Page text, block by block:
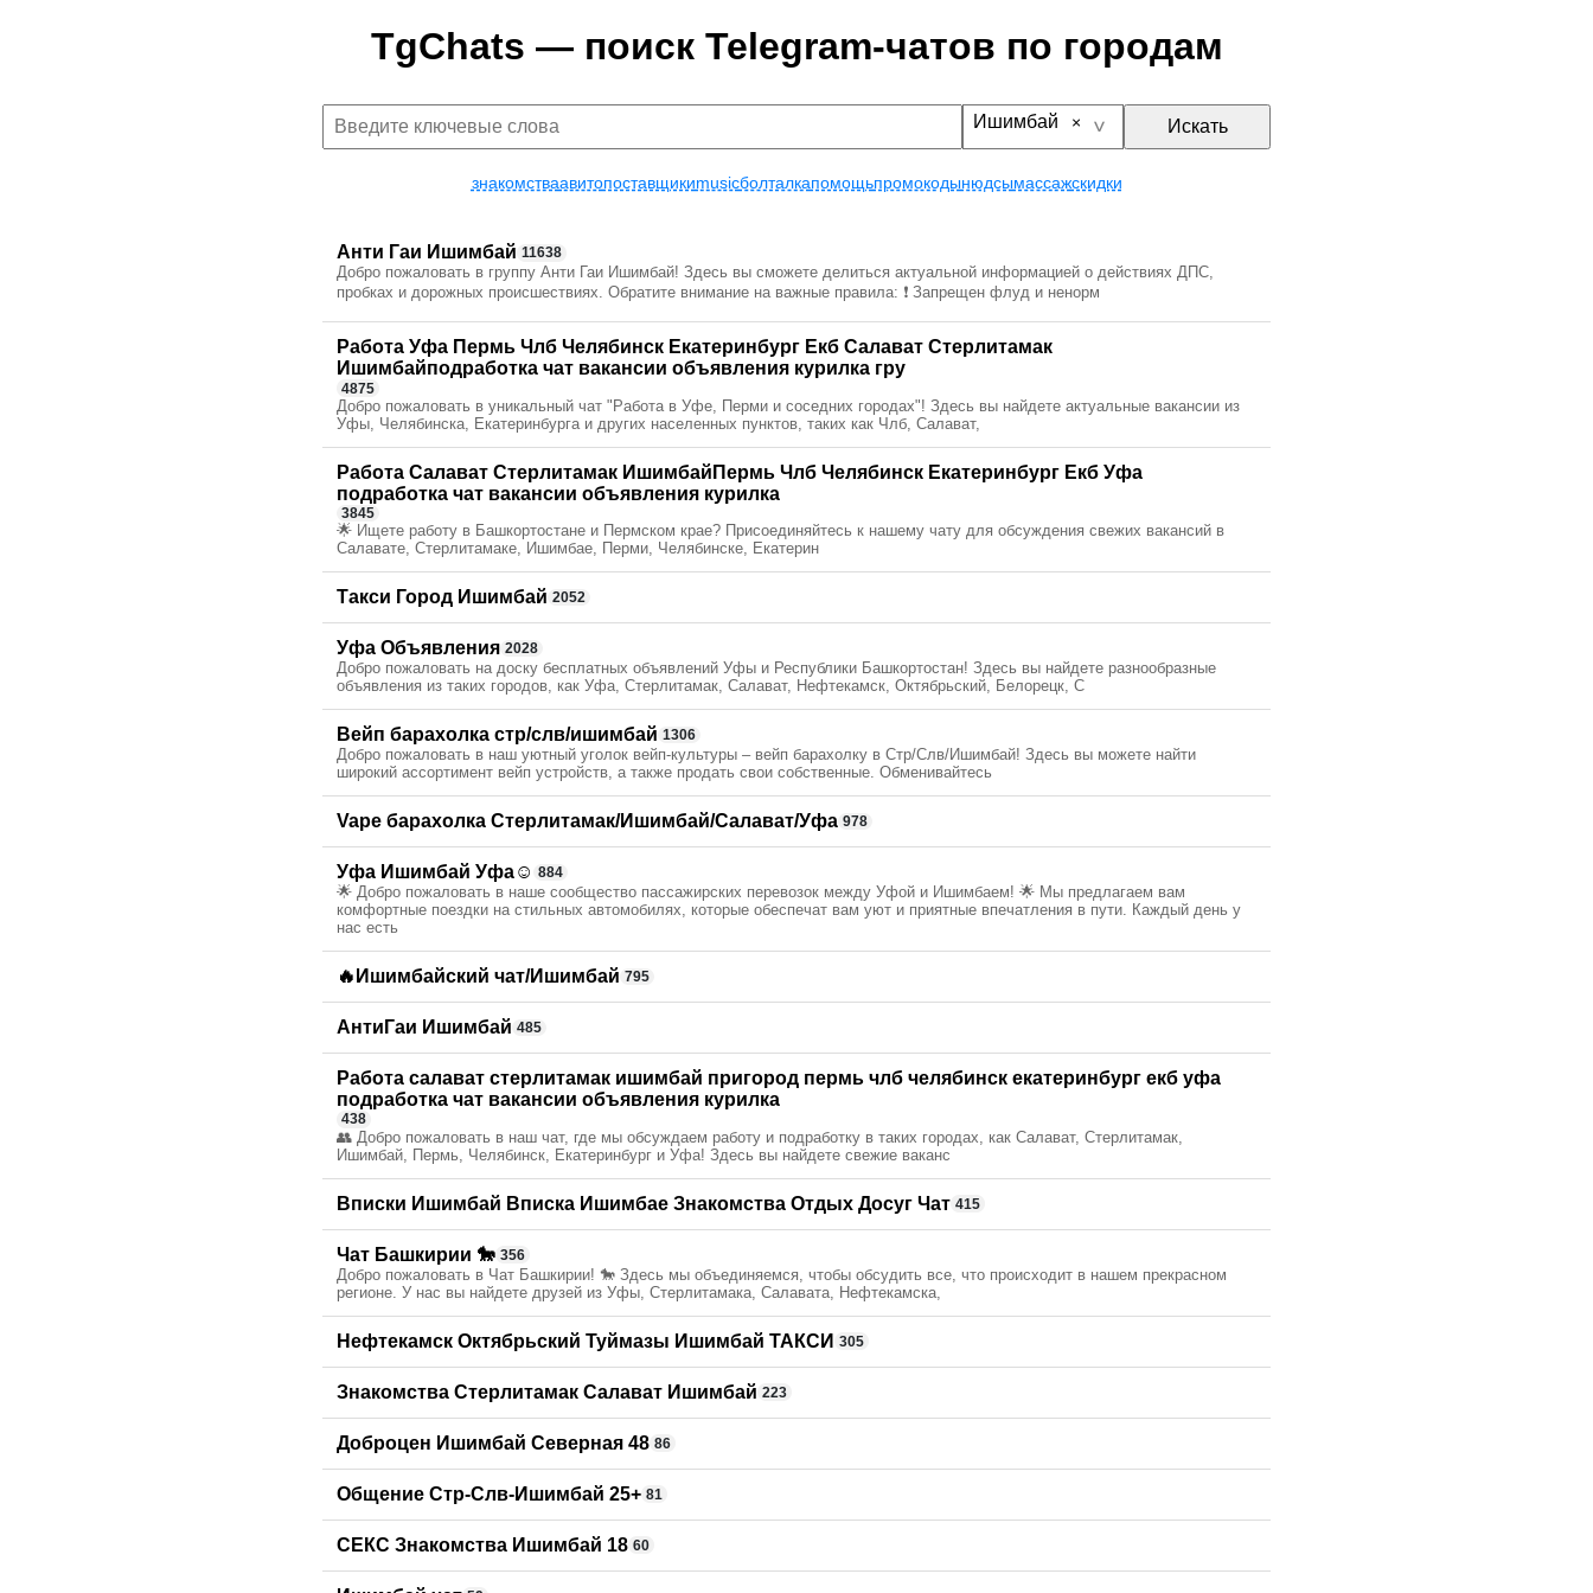
TgChats — поиск Telegram-чатов по городам
Ишимбай Искать
знакомстваавитопоставщикиmusicболталкапомощьпромокодынюдсымассажскидки
Анти Гаи Ишимбай 11638
Добро пожаловать в группу Анти Гаи Ишимбай! Здесь вы сможете делиться актуальной информацией о действиях ДПС,
пробках и дорожных происшествиях. Обратите внимание на важные правила: ❗ Запрещен флуд и ненорм
Работа Уфа Пермь Члб Челябинск Екатеринбург Екб Cалават Cтерлитамак
Ишимбайподработка чат вакансии объявления курилка гру
4875
Добро пожаловать в уникальный чат "Работа в Уфе, Перми и соседних городах"! Здесь вы найдете актуальные вакансии из
Уфы, Челябинска, Екатеринбурга и других населенных пунктов, таких как Члб, Салават,
Работа Cалават Cтерлитамак ИшимбайПермь Члб Челябинск Екатеринбург Екб Уфа
подработка чат вакансии объявления курилка
3845
🌟 Ищете работу в Башкортостане и Пермском крае? Присоединяйтесь к нашему чату для обсуждения свежих вакансий в
Салавате, Стерлитамаке, Ишимбае, Перми, Челябинске, Екатерин
Такси Город Ишимбай 2052
Уфа Объявления 2028
Добро пожаловать на доску бесплатных объявлений Уфы и Республики Башкортостан! Здесь вы найдете разнообразные
объявления из таких городов, как Уфа, Стерлитамак, Салават, Нефтекамск, Октябрьский, Белорецк, С
Вейп барахолка стр/слв/ишимбай 1306
Добро пожаловать в наш уютный уголок вейп-культуры – вейп барахолку в Стр/Слв/Ишимбай! Здесь вы можете найти
широкий ассортимент вейп устройств, а также продать свои собственные. Обменивайтесь
Vape барахолка Стерлитамак/Ишимбай/Салават/Уфа 978
Уфа Ишимбай Уфа☺️ 884
🌟 Добро пожаловать в наше сообщество пассажирских перевозок между Уфой и Ишимбаем! 🌟 Мы предлагаем вам
комфортные поездки на стильных автомобилях, которые обеспечат вам уют и приятные впечатления в пути. Каждый день у
нас есть
🔥Ишимбайский чат/Ишимбай 795
АнтиГаи Ишимбай 485
Работа салават стерлитамак ишимбай пригород пермь члб челябинск екатеринбург екб уфа
подработка чат вакансии объявления курилка
438
👥 Добро пожаловать в наш чат, где мы обсуждаем работу и подработку в таких городах, как Салават, Стерлитамак,
Ишимбай, Пермь, Челябинск, Екатеринбург и Уфа! Здесь вы найдете свежие ваканс
Вписки Ишимбай Вписка Ишимбае Знакомства Отдых Досуг Чат 415
Чат Башкирии 🐎 356
Добро пожаловать в Чат Башкирии! 🐎 Здесь мы объединяемся, чтобы обсудить все, что происходит в нашем прекрасном
регионе. У нас вы найдете друзей из Уфы, Стерлитамака, Салавата, Нефтекамска,
Нефтекамск Октябрьский Туймазы Ишимбай ТАКСИ 305
Знакомства Стерлитамак Салават Ишимбай 223
Доброцен Ишимбай Северная 48 86
Общение Стр-Слв-Ишимбай 25+ 81
СЕКС Знакомства Ишимбай 18 60